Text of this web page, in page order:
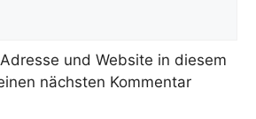
und Website in diesem
nächsten Kommentar